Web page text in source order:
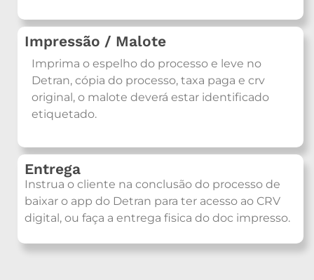
Impressão / Malote
Imprima o espelho do processo e leve no
Detran, cópia do processo, taxa paga e crv
original, o malote deverá estar identificado
etiquetado.
Entrega
Instrua o cliente na conclusão do processo de
baixar o app do Detran para ter acesso ao CRV
digital, ou faça a entrega fisica do doc impresso.